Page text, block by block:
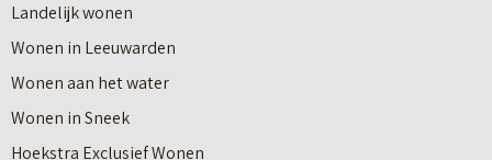
r
I
n
8
o
v
e
r
Landelijk wonen
Wonen in Leeuwarden
Wonen aan het water
Wonen in Sneek
Hoekstra Exclusief Wonen